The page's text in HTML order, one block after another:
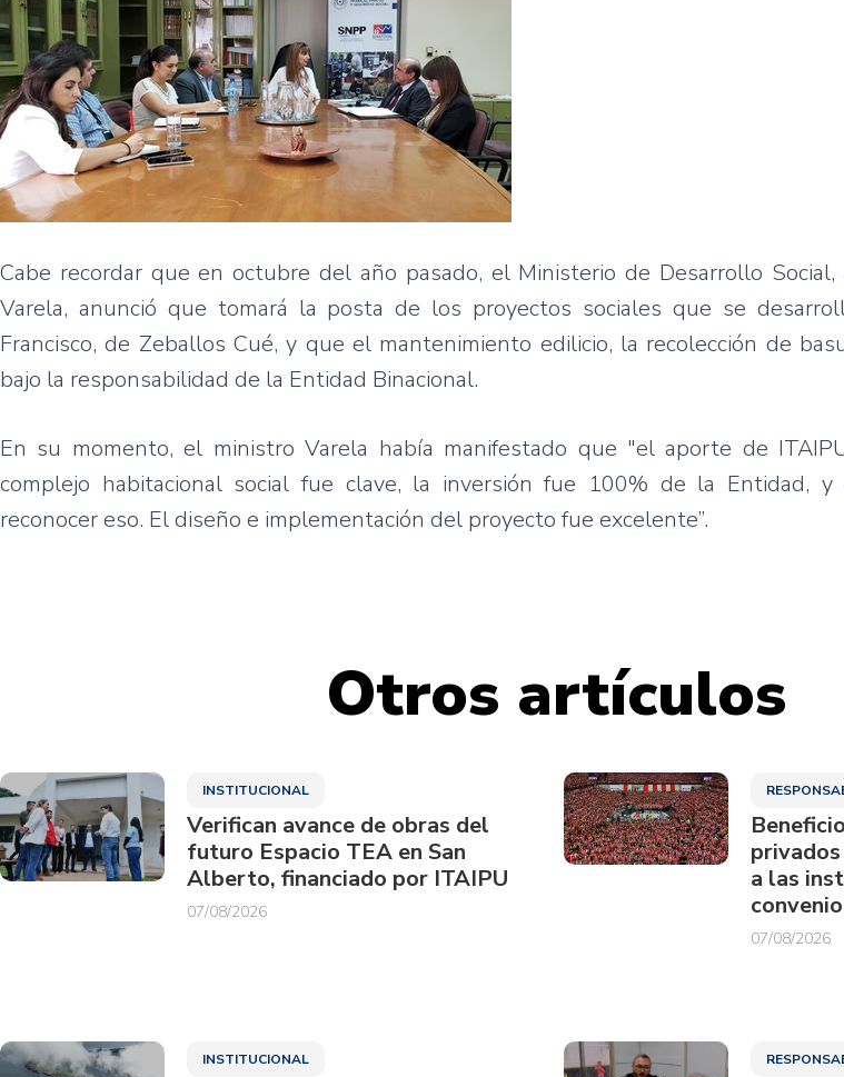
Cabe recordar que en octubre del año pasado, el Ministerio de Desarrollo
Varela, anunció que tomará la posta de los proyectos sociales que se
Francisco, de Zeballos Cué, y que el mantenimiento edilicio, la recolección de
bajo la responsabilidad de la Entidad Binacional.
En su momento, el ministro Varela había manifestado que "el aporte de
complejo habitacional social fue clave, la inversión fue 100% de la Entidad, y
reconocer eso. El diseño e implementación del proyecto fue excelente”.
Otros artículos
INSTITUCIONAL
Verifican avance de obras del
futuro Espacio TEA en San
Alberto, financiado por ITAIPU
07/08/2026
a las
convenio
07/08/2026
INSTITUCIONAL